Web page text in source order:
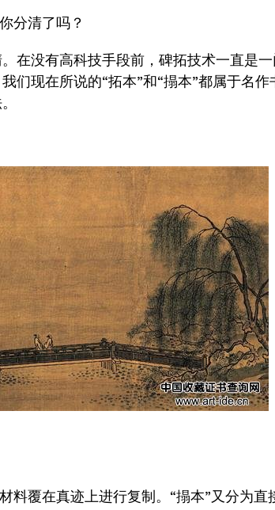
分清了吗？
没有高科技手段前，碑拓技术一直是一
们现在所说的“拓本”和“搨本”都属于名作
覆在真迹上进行复制。“搨本”又分为直